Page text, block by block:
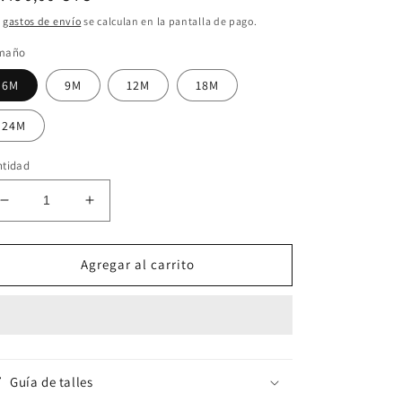
gastos de envío se calculan en la pantalla de pago.
6M 9M 12M 18M
24M
Reducir
cantidad
para
de
Campera
Aumentar
cantidad
para
Set
de
Campera
Agregar al carrito
Guía de talles